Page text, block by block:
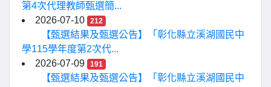
第4次代理教師甄選簡...
2026-07-10
212
【甄選結果及甄選公告】「彰化縣立溪湖國民中
學115學年度第2次代...
2026-07-09
191
【甄選結果及甄選公告】「彰化縣立溪湖國民中